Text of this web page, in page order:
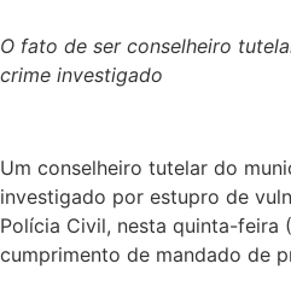
O fato de ser conselheiro
crime investigado
Um conselheiro tutelar do
investigado por estupro de
Polícia Civil, nesta quinta-feira
cumprimento de mandado de